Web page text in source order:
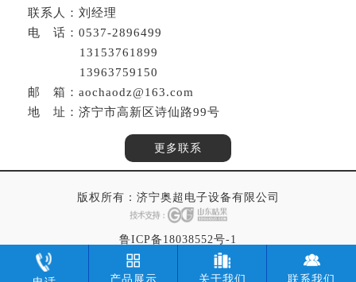
联系人：刘经理
电 话：0537-2896499
13153761899
13963759150
邮 箱：aochaodz@163.com
地 址：济宁市高新区诗仙路99号
更多联系
版权所有： 济宁奥超电子设备有限公司
鲁ICP备18038552号-1
产品展示 关于我们 联系我们